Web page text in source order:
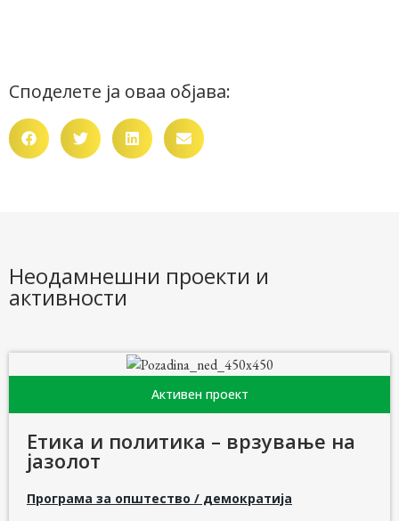
Споделете ја оваа објава:
Неодамнешни проекти и
активности
Активен проект
Етика и политика – врзување на
јазолот
Програма за општество / демократија